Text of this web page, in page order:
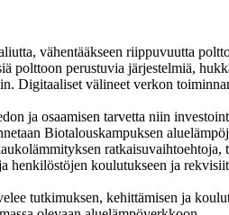
vähentääkseen riippuvuutta
polttoon perustuvia järjestelmiä,
Digitaaliset välineet verkon
ja osaamisen tarvetta niin
Biotalouskampuksen
ratkaisuvaihtoehtoja,
koulutukseen ja
tutkimuksen, kehittämisen ja